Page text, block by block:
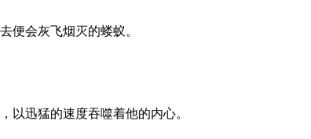
会灰飞烟灭的蝼蚁。
迅猛的速度吞噬着他的内心。